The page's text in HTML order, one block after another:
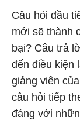
Câu hỏi đầu
mới sẽ thành
bại? Câu trả
đến điều kiện
giảng viên
câu hỏi tiếp
đáng với